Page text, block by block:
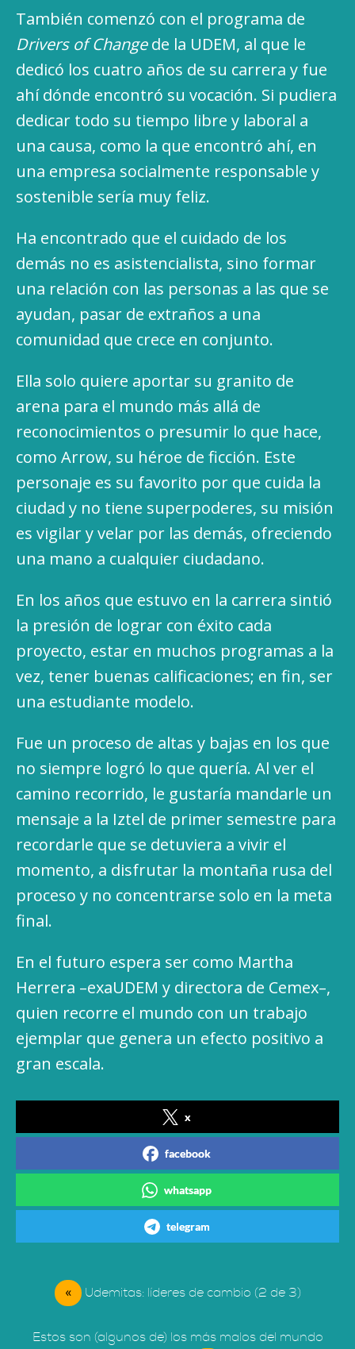
También comenzó con el programa de
Drivers of Changede la UDEM, al que le
dedicó los cuatro años de su carrera y fue
ahí dónde encontró su vocación. Si pudiera
dedicar todo su tiempo libre y laboral a
una causa, como la que encontró ahí, en
una empresa socialmente responsable y
sostenible sería muy feliz.
Ha encontrado que el cuidado de los
demás no es asistencialista, sino formar
una relación con las personas a las que se
ayudan, pasar de extraños a una
comunidad que crece en conjunto.
Ella solo quiere aportar su granito de
arena para el mundo más allá de
reconocimientos o presumir lo que hace,
como Arrow, su héroe de ficción. Este
personaje es su favorito por que cuida la
ciudad y no tiene superpoderes, su misión
es vigilar y velar por las demás, ofreciendo
una mano a cualquier ciudadano.
En los años que estuvo en la carrera sintió
la presión de lograr con éxito cada
proyecto, estar en muchos programas a la
vez, tener buenas calificaciones; en fin, ser
una estudiante modelo.
Fue un proceso de altas y bajas en los que
no siempre logró lo que quería. Al ver el
camino recorrido, le gustaría mandarle un
mensaje a la Iztel de primer semestre para
recordarle que se detuviera a vivir el
momento, a disfrutar la montaña rusa del
proceso y no concentrarse solo en la meta
final.
En el futuro espera ser como Martha
Herrera –exaUDEM y directora de Cemex–,
quien recorre el mundo con un trabajo
ejemplar que genera un efecto positivo a
gran escala.
x
facebook
whatsapp
telegram
« Udemitas: líderes de cambio (2 de 3)
Estos son (algunos de) los más malos del mundo